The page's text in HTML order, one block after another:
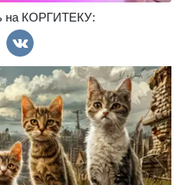
на КОРГИТЕКУ: